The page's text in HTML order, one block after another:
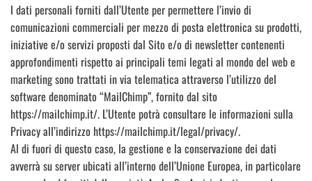
I dati personali forniti dall’Utente per permettere l’invio di
comunicazioni commerciali per mezzo di posta elettronica su prodotti,
iniziative e/o servizi proposti dal Sito e/o di newsletter contenenti
approfondimenti rispetto ai principali temi legati al mondo del web e
marketing sono trattati in via telematica attraverso l’utilizzo del
software denominato “MailChimp”, fornito dal sito
https://mailchimp.it/. L’Utente potrà consultare le informazioni sulla
Privacy all’indirizzo https://mailchimp.it/legal/privacy/.
Al di fuori di questo caso, la gestione e la conservazione dei dati
avverrà su server ubicati all’interno dell’Unione Europea, in particolare